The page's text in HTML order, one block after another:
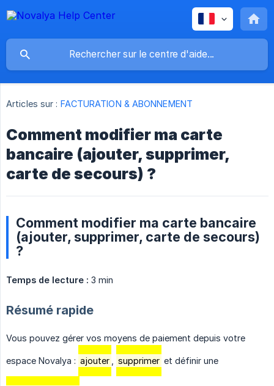
Articles sur : FACTURATION & ABONNEMENT
Comment modifier ma carte
bancaire (ajouter, supprimer,
carte de secours) ?
Comment modifier ma carte bancaire
(ajouter, supprimer, carte de secours)
?
Temps de lecture : 3 min
Résumé rapide
Vous pouvez gérer vos moyens de paiement depuis votre
espace Novalya : ajouter supprimer et définir une